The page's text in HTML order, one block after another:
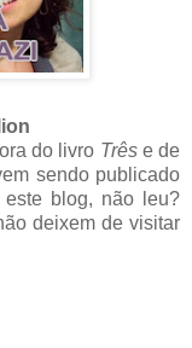
do livro Trêse de
sendo publicado
blog, não leu?
deixem de visitar